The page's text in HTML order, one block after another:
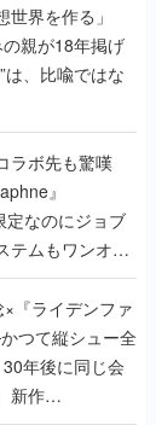
世界を作る」
親が18年掲げ
は、比喩ではな
ラボ先も驚嘆
』
定なのにジョブ
テムもワンオフ
ィレクターに聞
×『ライデンファ
つて縦シュー全
年後に同じ会
新作